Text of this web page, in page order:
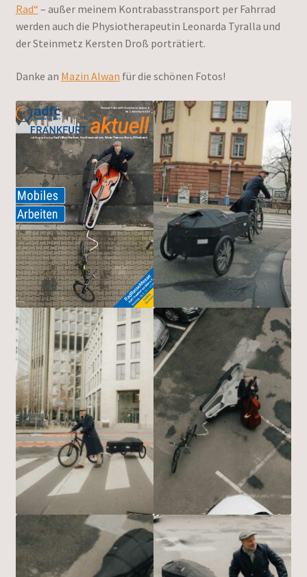
Rad“ – außer meinem Kontrabasstransport per Fahrrad
werden auch die Physiotherapeutin Leonarda Tyralla und
der Steinmetz Kersten Droß porträtiert.
Danke an Mazin Alwan für die schönen Fotos!